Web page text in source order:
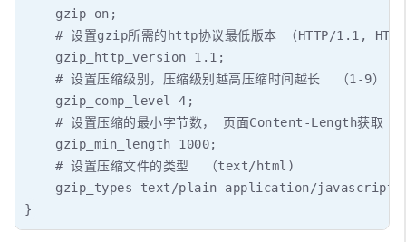
    gzip on;
# 设置gzip所需的http协议最低版本 （HTTP/1.1,
    gzip_http_version 1.1;
    # 设置压缩级别，压缩级别越高压缩时间越长  （1-9）
    gzip_comp_level 4;
    # 设置压缩的最小字节数， 页面Content-Length获取
    gzip_min_length 1000;
    # 设置压缩文件的类型  （text/html)
gzip_types text/plain application/javascript
}